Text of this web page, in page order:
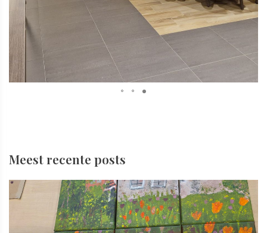
Meest recente posts